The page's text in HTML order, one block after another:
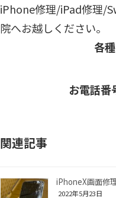
iPhone修理/iPad修理/
院へお越しください。
各
お電話番
関連記事
iPhoneX画面修
2022年5月23日